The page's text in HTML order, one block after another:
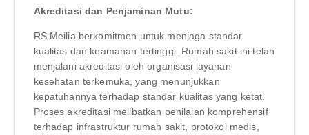
Akreditasi dan Penjaminan Mutu:
RS Meilia berkomitmen untuk menjaga standar
kualitas dan keamanan tertinggi. Rumah sakit ini telah
menjalani akreditasi oleh organisasi layanan
kesehatan terkemuka, yang menunjukkan
kepatuhannya terhadap standar kualitas yang ketat.
Proses akreditasi melibatkan penilaian komprehensif
terhadap infrastruktur rumah sakit, protokol medis,